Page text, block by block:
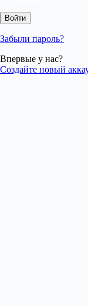
Забыли пароль?
Впервые у нас?
Создайте новый